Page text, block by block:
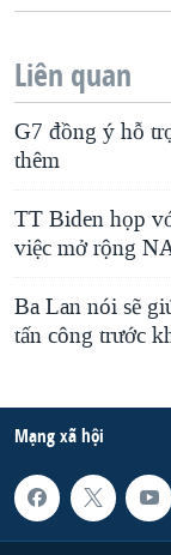
Liên quan
G7 đồng ý hỗ
thêm
TT Biden họp
việc mở rộng
Ba Lan nói sẽ
tấn công trước
Mạng xã hội